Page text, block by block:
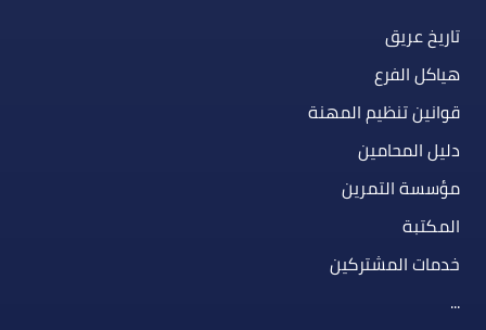
تاريخ عريق
هياكل الفرع
قوانين تنظيم المهنة
دليل المحامين
مؤسسة التمرين
المكتبة
خدمات المشتركين
...